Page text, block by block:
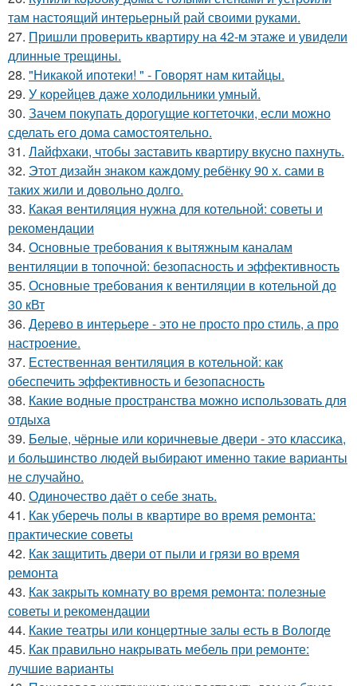
там настоящий интерьерный рай своими руками.
27. Пришли проверить квартиру на 42-м этаже и увидели
длинные трещины.
28. "Никакой ипотеки! " - Говорят нам китайцы.
29. У корейцев даже холодильники умный.
30. Зачем покупать дорогущие когтеточки, если можно
сделать его дома самостоятельно.
31. Лайфхаки, чтобы заставить квартиру вкусно пахнуть.
32. Этот дизайн знаком каждому ребёнку 90 х. сами в
таких жили и довольно долго.
33. Какая вентиляция нужна для котельной: советы и
рекомендации
34. Основные требования к вытяжным каналам
вентиляции в топочной: безопасность и эффективность
35. Основные требования к вентиляции в котельной до
30 кВт
36. Дерево в интерьере - это не просто про стиль, а про
настроение.
37. Естественная вентиляция в котельной: как
обеспечить эффективность и безопасность
38. Какие водные пространства можно использовать для
отдыха
39. Белые, чёрные или коричневые двери - это классика,
и большинство людей выбирают именно такие варианты
не случайно.
40. Одиночество даёт о себе знать.
41. Как уберечь полы в квартире во время ремонта:
практические советы
42. Как защитить двери от пыли и грязи во время
ремонта
43. Как закрыть комнату во время ремонта: полезные
советы и рекомендации
44. Какие театры или концертные залы есть в Вологде
45. Как правильно накрывать мебель при ремонте:
лучшие варианты